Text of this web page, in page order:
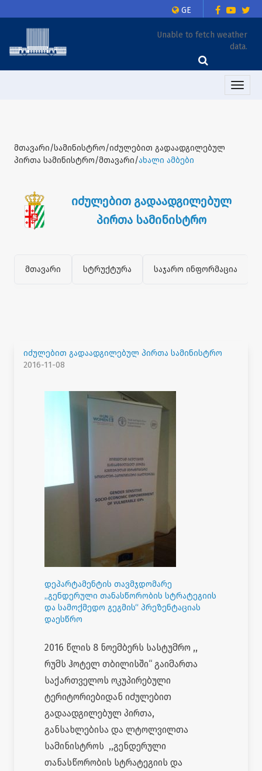
GE
Unable to fetch weather
data.
Toggle
მთავარი/სამინისტრო/იძულებით გადაადგილებულ
პირთა სამინისტრო/მთავარი/ახალი ამბები
იძულებით გადაადგილებულ
პირთა სამინისტრო
მთავარი სტრუქტურა საჯარო ინფორმაცია
იძულებით გადაადგილებულ პირთა სამინისტრო
2016-11-08
დეპარტამენტის თავმჯდომარე
,,გენდერული თანასწორობის სტრატეგიის
და სამოქმედო გეგმის“ პრეზენტაციას
დაესწრო
2016 წლის 8 ნოემბერს სასტუმრო ,,
რუმს ჰოტელ თბილისში“ გაიმართა
საქართველოს ოკუპირებული
ტერიტორიებიდან იძულებით
გადაადგილებულ პირთა,
განსახლებისა და ლტოლვილთა
სამინისტროს ,,გენდერული
თანასწორობის სტრატეგიის და